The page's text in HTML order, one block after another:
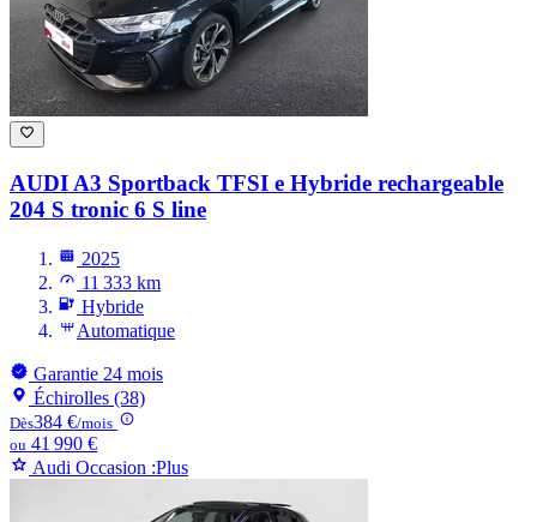
AUDI A3 Sportback TFSI e Hybride rechargeable
204 S tronic 6 S line
2025
11 333 km
Hybride
Automatique
Garantie 24 mois
Échirolles (38)
Dès384 €/mois
ou 41 990 €
Audi Occasion :Plus